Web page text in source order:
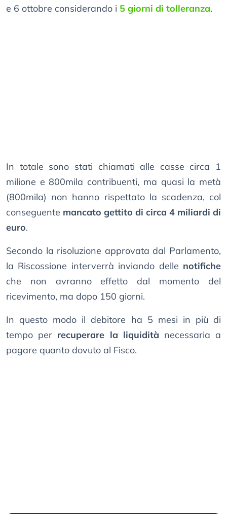
e 6 ottobre considerando i 5 giorni di tolleranza.
In totale sono stati chiamati alle casse circa 1
milione e 800mila contribuenti, ma quasi la metà
(800mila) non hanno rispettato la scadenza, col
conseguente mancato gettito di circa 4 miliardi di
euro.
Secondo la risoluzione approvata dal Parlamento,
la Riscossione interverrà inviando delle notifiche
che non avranno effetto dal momento del
ricevimento, ma dopo 150 giorni.
In questo modo il debitore ha 5 mesi in più di
tempo per recuperare la liquidità necessaria a
pagare quanto dovuto al Fisco.